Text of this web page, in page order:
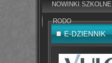
NOWINKI SZKOLNE
RODO
E-DZIENNIK